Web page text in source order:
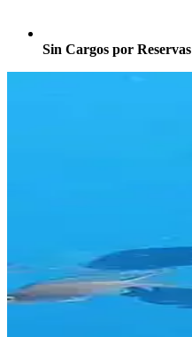
Sin Cargos por Reservas